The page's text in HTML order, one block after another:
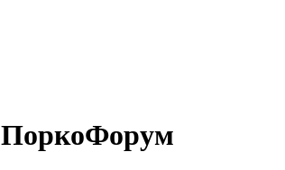
ПоркоФорум